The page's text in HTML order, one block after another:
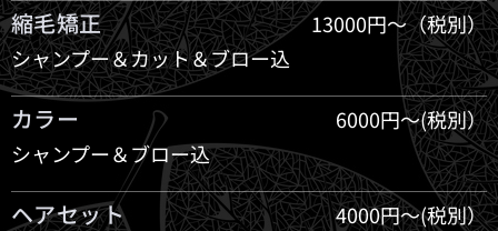
縮毛矯正
シャンプー＆カット＆ブロー込
13000円～（税別）
カラー
シャンプー＆ブロー込
6000円～(税別）
ヘアセット 4000円～(税別）